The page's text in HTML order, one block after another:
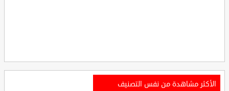
الأكثر مشاهدة من نفس التصنيف